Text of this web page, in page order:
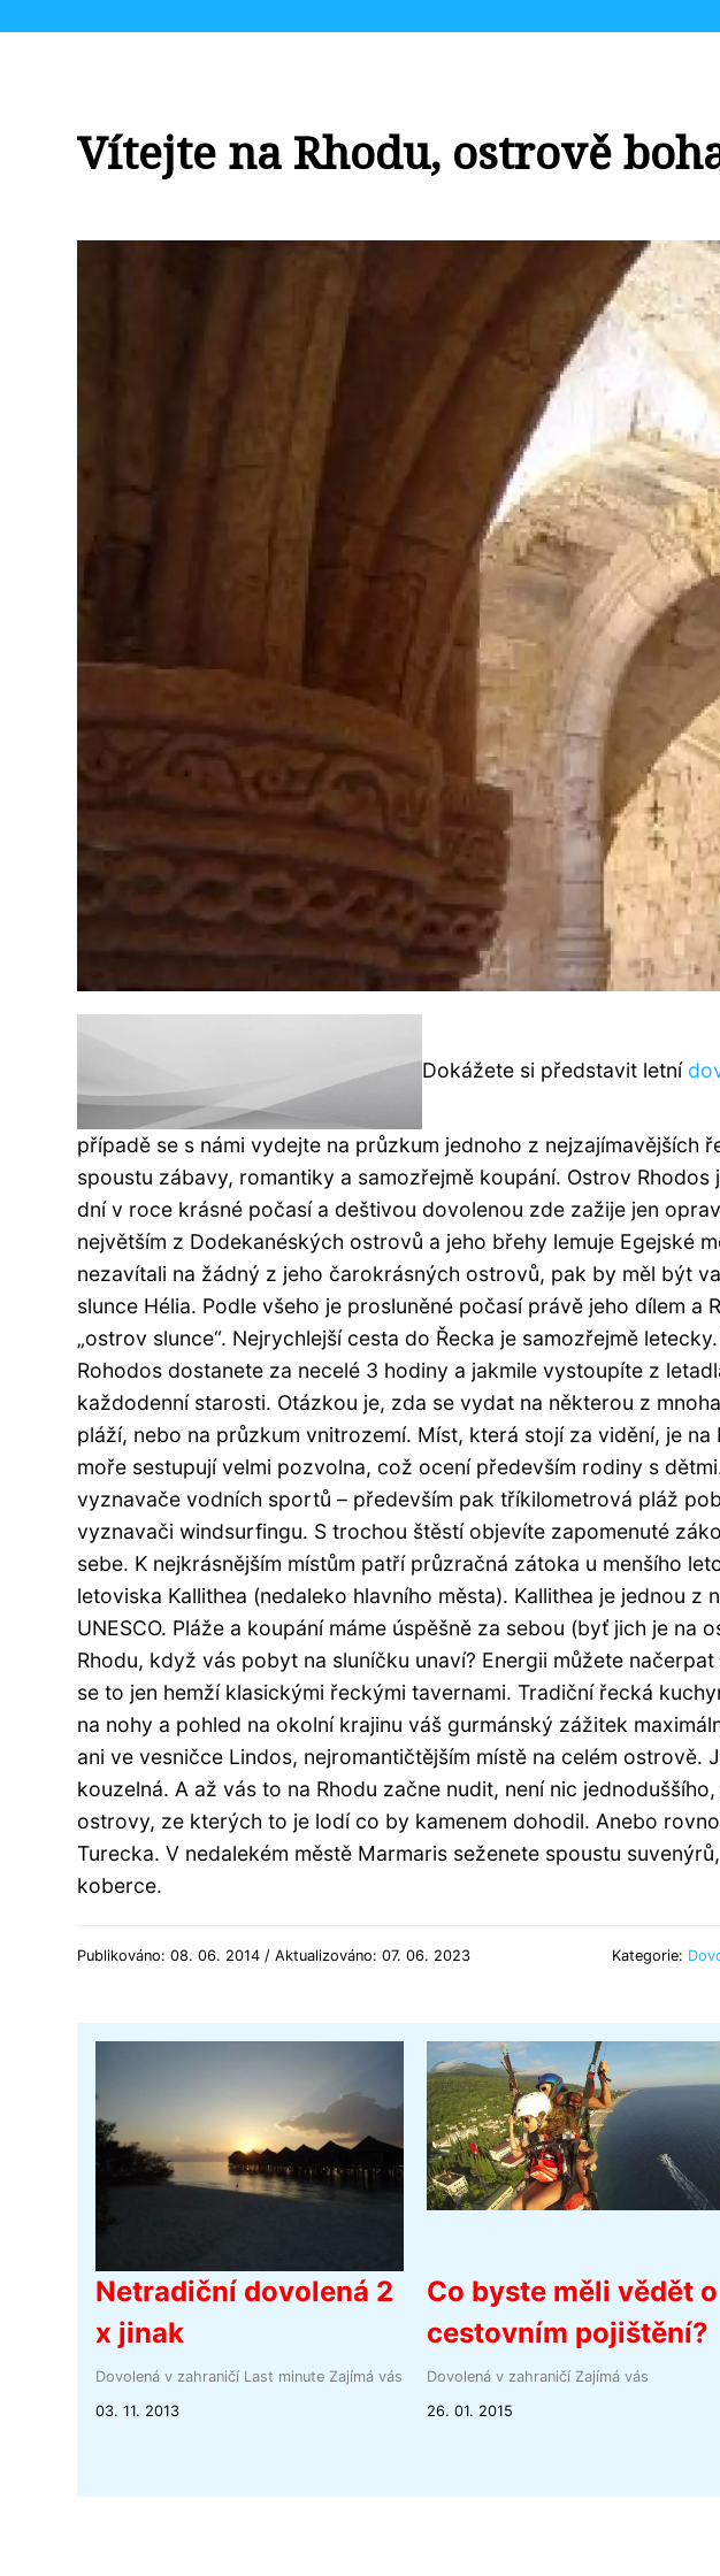
Vítejte na Rhodu, ostrově
Dokážete si představit letní
případě se s námi vydejte na průzkum jednoho z nejzajímavějších
spoustu zábavy, romantiky a samozřejmě koupání. Ostrov
dní v roce krásné počasí a deštivou dovolenou zde zažije jen
největším z Dodekanéských ostrovů a jeho břehy lemuje Egejské
nezavítali na žádný z jeho čarokrásných ostrovů, pak by měl být
slunce Hélia. Podle všeho je prosluněné počasí právě jeho dílem a
„ostrov slunce“. Nejrychlejší cesta do Řecka je samozřejmě
Rohodos dostanete za necelé 3 hodiny a jakmile vystoupíte z
každodenní starosti. Otázkou je, zda se vydat na některou z
pláží, nebo na průzkum vnitrozemí. Míst, která stojí za vidění, je
moře sestupují velmi pozvolna, což ocení především rodiny s
vyznavače vodních sportů – především pak tříkilometrová pláž
vyznavači windsurfingu. S trochou štěstí objevíte zapomenuté
sebe. K nejkrásnějším místům patří průzračná zátoka u menšího
letoviska Kallithea (nedaleko hlavního města). Kallithea je jednou z
UNESCO. Pláže a koupání máme úspěšně za sebou (byť jich je na
Rhodu, když vás pobyt na sluníčku unaví? Energii můžete
se to jen hemží klasickými řeckými tavernami. Tradiční řecká
na nohy a pohled na okolní krajinu váš gurmánský zážitek
ani ve vesničce Lindos, nejromantičtějším místě na celém ostrově.
kouzelná. A až vás to na Rhodu začne nudit, není nic
ostrovy, ze kterých to je lodí co by kamenem dohodil. Anebo
Turecka. V nedalekém městě Marmaris seženete spoustu
koberce.
Publikováno: 08. 06. 2014 / Aktualizováno: 07. 06. 2023 Kategorie:
Netradiční dovolená 2
x jinak
Dovolená v zahraničí Last minute Zajímá vás
03. 11. 2013
Co byste měli vědět o
cestovním pojištění?
Dovolená v zahraničí Zajímá vás
26. 01. 2015